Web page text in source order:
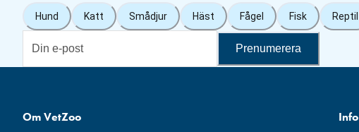
Hund Katt Smådjur Häst Fågel Fisk Reptil
Prenumerera
Om VetZoo Info